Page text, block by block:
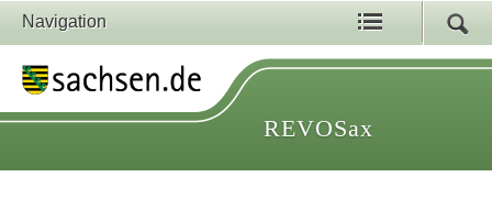
Navigation
REVOSax